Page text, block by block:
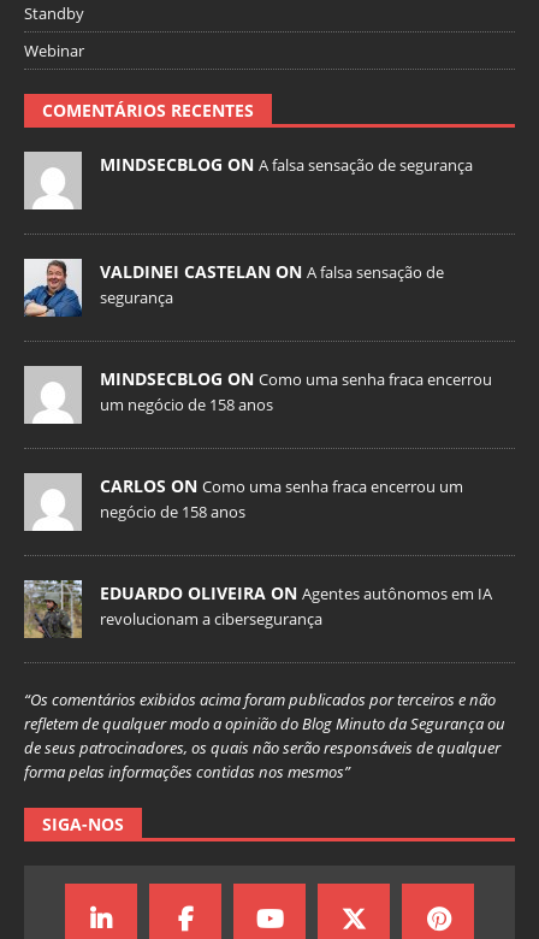
Standby
Webinar
COMENTÁRIOS RECENTES
MINDSECBLOG ON A falsa sensação de segurança
VALDINEI CASTELAN ON A falsa sensação de
segurança
MINDSECBLOG ON Como uma senha fraca encerrou
um negócio de 158 anos
CARLOS ON Como uma senha fraca encerrou um
negócio de 158 anos
EDUARDO OLIVEIRA ON Agentes autônomos em IA
revolucionam a cibersegurança
“Os comentários exibidos acima foram publicados por terceiros e não
refletem de qualquer modo a opinião do Blog Minuto da Segurança ou
de seus patrocinadores, os quais não serão responsáveis de qualquer
forma pelas informações contidas nos mesmos”
SIGA-NOS